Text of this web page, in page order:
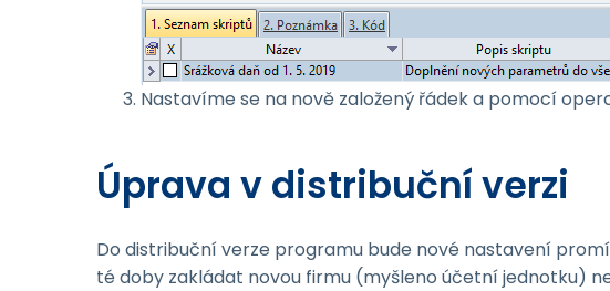
Nastavíme se na nově založený řádek a pomocí
Úprava v distribuční verzi
Do distribuční verze programu bude nové nastavení
té doby zakládat novou firmu (myšleno účetní jednotku)